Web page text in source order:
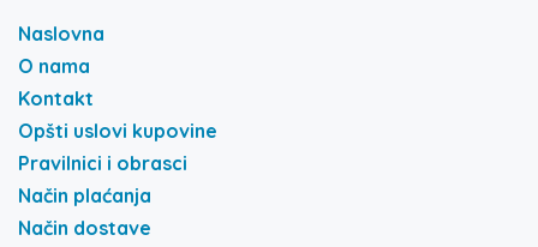
Naslovna
O nama
Kontakt
Opšti uslovi kupovine
Pravilnici i obrasci
Način plaćanja
Način dostave